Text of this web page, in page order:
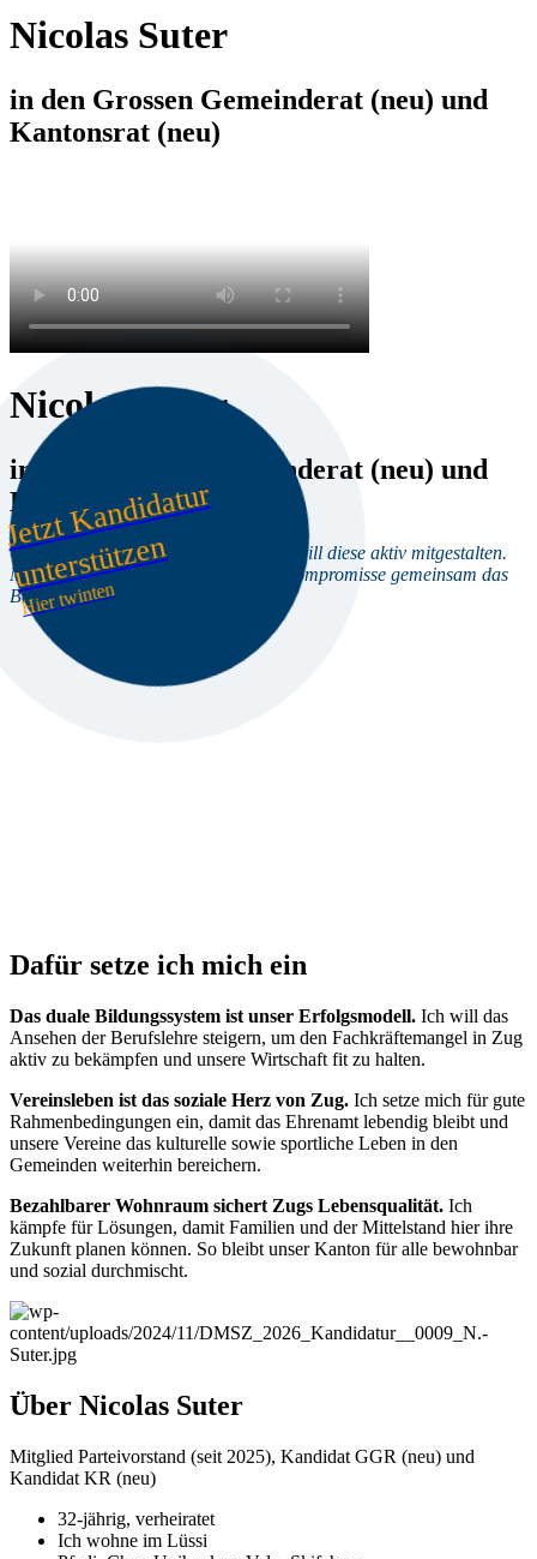
Nicolas Suter
in den Grossen Gemeinderat (neu) und
Kantonsrat (neu)
Nicolas Suter
in den Grossen Gemeinderat (neu) und
Kantonsrat (neu)
«Ich plane meine Zukunft in Zug und will diese aktiv mitgestalten.
Mir ist wichtig, dass wir durch gute Kompromisse gemeinsam das
Beste für unsere Stadt erreichen.»
J
et
zt
K
a
n
di
d
at
ur
u
nt
er
st
üt
z
e
n
Hier twinten
Dafür setze ich mich ein
Das duale Bildungssystem ist unser Erfolgsmodell. Ich will das
Ansehen der Berufslehre steigern, um den Fachkräftemangel in Zug
aktiv zu bekämpfen und unsere Wirtschaft fit zu halten.
Vereinsleben ist das soziale Herz von Zug. Ich setze mich für gute
Rahmenbedingungen ein, damit das Ehrenamt lebendig bleibt und
unsere Vereine das kulturelle sowie sportliche Leben in den
Gemeinden weiterhin bereichern.
Bezahlbarer Wohnraum sichert Zugs Lebensqualität. Ich
kämpfe für Lösungen, damit Familien und der Mittelstand hier ihre
Zukunft planen können. So bleibt unser Kanton für alle bewohnbar
und sozial durchmischt.
Über Nicolas Suter
Mitglied Parteivorstand (seit 2025), Kandidat GGR (neu) und
Kandidat KR (neu)
32-jährig, verheiratet
Ich wohne im Lüssi